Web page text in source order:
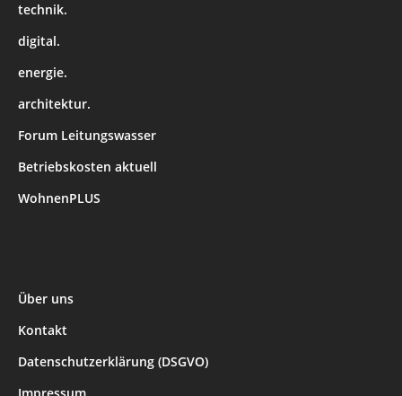
technik.
digital.
energie.
architektur.
Forum Leitungswasser
Betriebskosten aktuell
WohnenPLUS
Über uns
Kontakt
Datenschutzerklärung (DSGVO)